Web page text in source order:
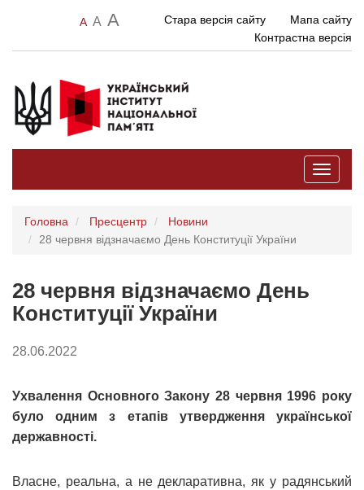
A A A Стара версія сайту
Мапа сайту
Контрастна версія
Toggle
Головна Пресцентр
Новини
28 червня відзначаємо День Конституції України
28 червня відзначаємо День
Конституції України
28.06.2022
Ухвалення Основного Закону 28 червня 1996 року
було одним з етапів утвердження української
державності.
Власне, реальна, а не декларативна, як у радянський